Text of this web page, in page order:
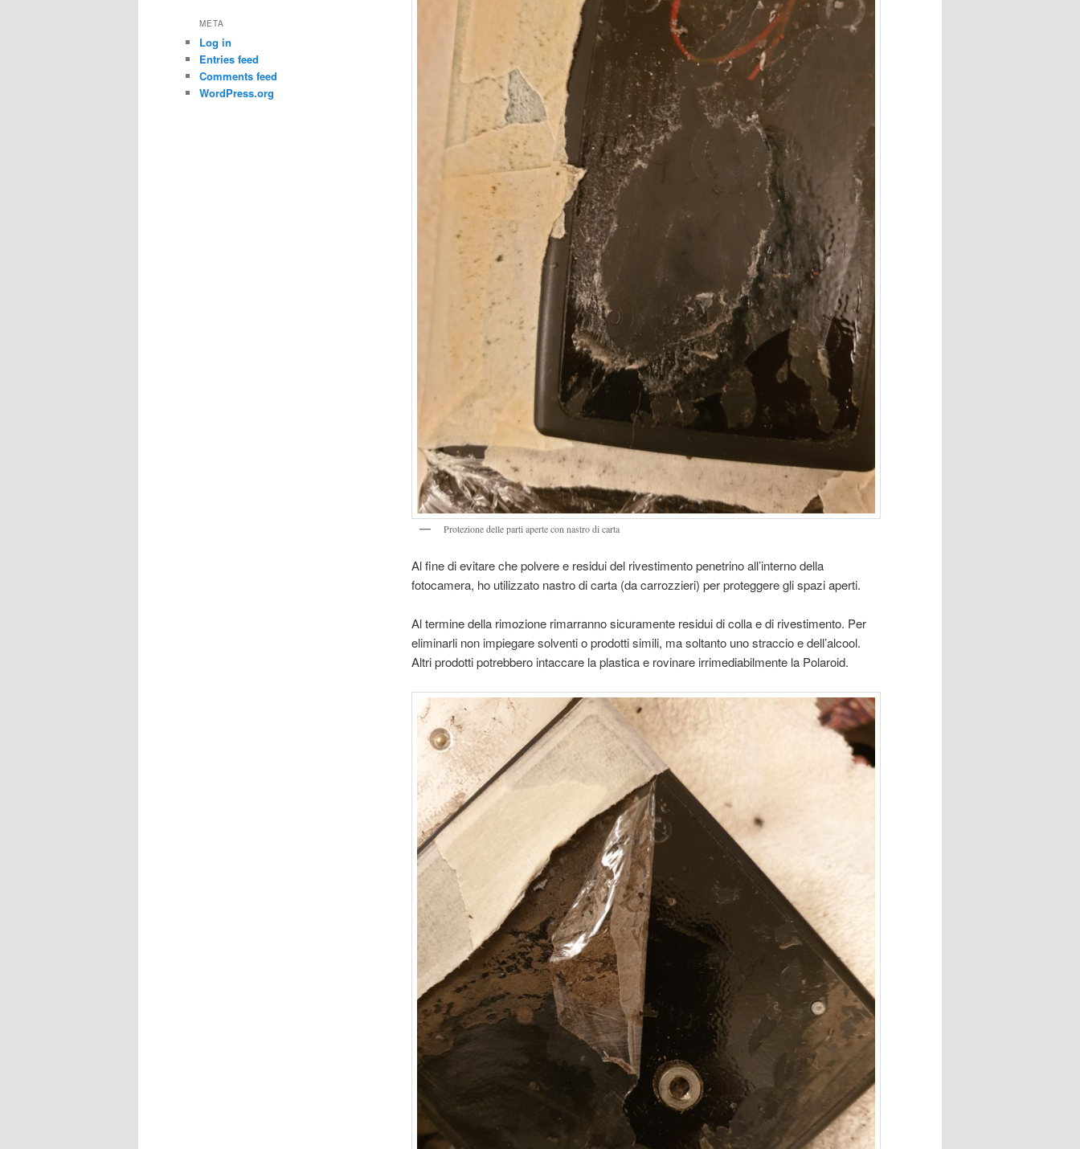
Protezione delle parti aperte con nastro di carta
Al fine di evitare che polvere e residui del rivestimento penetrino all’interno della
fotocamera, ho utilizzato nastro di carta (da carrozzieri) per proteggere gli spazi aperti.
Al termine della rimozione rimarranno sicuramente residui di colla e di rivestimento. Per
eliminarli non impiegare solventi o prodotti simili, ma soltanto uno straccio e dell’alcool.
Altri prodotti potrebbero intaccare la plastica e rovinare irrimediabilmente la Polaroid.
META
Log in
Entries feed
Comments feed
WordPress.org